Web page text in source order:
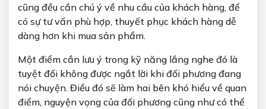
cũng đều cần chú ý về nhu cầu của khách hàng, để
có sự tư vấn phù hợp, thuyết phục khách hàng dễ
dàng hơn khi mua sản phẩm.
Một điểm cần lưu ý trong kỹ năng lắng nghe đó là
tuyệt đối không được ngắt lời khi đối phương đang
nói chuyện. Điều đó sẽ làm hai bên khó hiểu về quan
điểm, nguyện vọng của đối phương cũng như có thể